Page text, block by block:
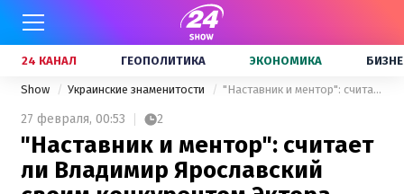
24 КАНАЛ ГЕОПОЛИТИКА ЭКОНОМИКА
Show Украинские знаменитости "Наставник и ментор": считает ли Владимир Ярославский своим конкурентом Эктора Хименеса-Браво
27 февраля, 00:53 2
"Наставник и ментор": считает
ли Владимир Ярославский